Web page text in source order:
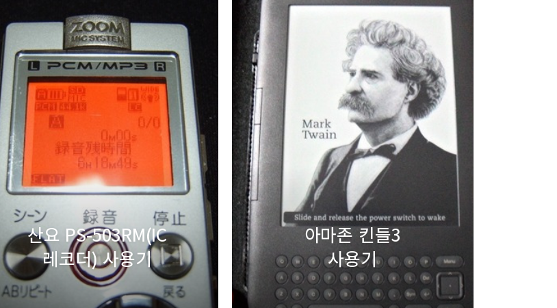
산요 PS-503RM(IC
레코더) 사용기
아마존 킨들3
사용기